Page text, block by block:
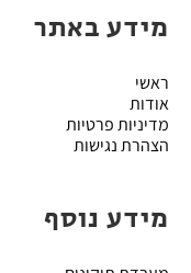
מידע באתר
ראשי
אודות
מדיניות פרטיות
הצהרת נגישות
מידע נוסף